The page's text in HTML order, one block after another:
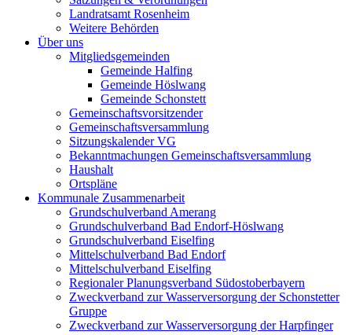
Landratsamt Rosenheim
Weitere Behörden
Über uns
Mitgliedsgemeinden
Gemeinde Halfing
Gemeinde Höslwang
Gemeinde Schonstett
Gemeinschaftsvorsitzender
Gemeinschaftsversammlung
Sitzungskalender VG
Bekanntmachungen Gemeinschaftsversammlung
Haushalt
Ortspläne
Kommunale Zusammenarbeit
Grundschulverband Amerang
Grundschulverband Bad Endorf-Höslwang
Grundschulverband Eiselfing
Mittelschulverband Bad Endorf
Mittelschulverband Eiselfing
Regionaler Planungsverband Südostoberbayern
Zweckverband zur Wasserversorgung der Schonstetter
Gruppe
Zweckverband zur Wasserversorgung der Harpfinger